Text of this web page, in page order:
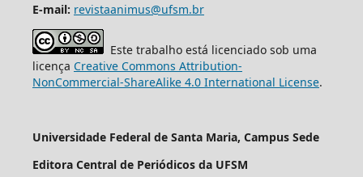
E-mail: revistaanimus@ufsm.br
Este trabalho está licenciado sob uma
licença Creative Commons Attribution-
NonCommercial-ShareAlike 4.0 International License.
Universidade Federal de Santa Maria, Campus Sede
Editora Central de Periódicos da UFSM